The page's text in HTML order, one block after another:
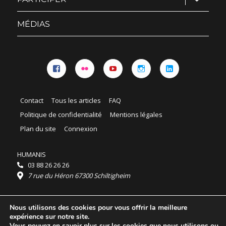
le
sous-
MÉDIAS
Contact Tous les articles
FAQ
Politique de confidentialité
Mentions légales
Plan du site
Connexion
HUMANIS
03 88 26 26 26
7 rue du Héron 67300 Schiltigheim
Horaires :
HUMANIS : du lundi au vendredi 9h - 18h
Ordidocaz : du lundi au vendredi 8h - 19h
Nous utilisons des cookies pour vous offrir la meilleure
expérience sur notre site.